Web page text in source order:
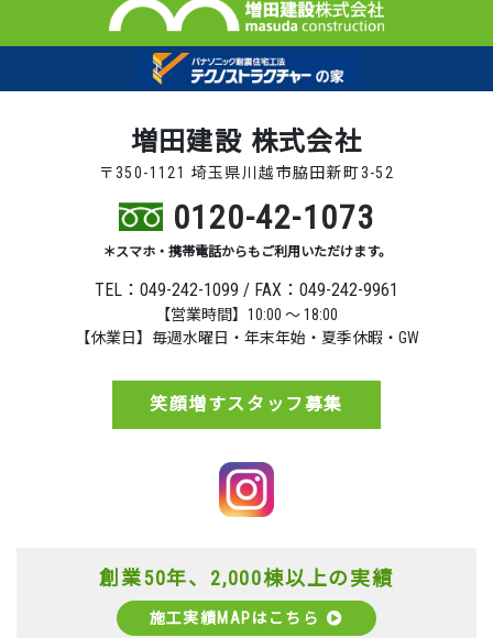
増田建設 株式会社
〒350-1121 埼玉県川越市脇田新町3-52
0120-42-1073
＊スマホ・携帯電話からもご利用いただけます。
TEL：049-242-1099 / FAX：049-242-9961
【営業時間】10:00 ～ 18:00
【休業日】毎週水曜日・年末年始・夏季休暇・GW
笑顔増すスタッフ募集
創業50年、2,000棟以上の実績
施工実績MAPはこちら